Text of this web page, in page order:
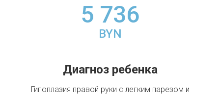
5 736
BYN
Диагноз ребенка
Гипоплазия правой руки с легким парезом и